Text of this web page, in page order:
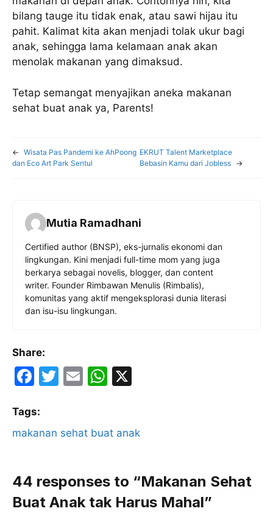
bilang tauge itu tidak enak, atau sawi hijau itu
pahit. Kalimat kita akan menjadi tolak ukur bagi
anak, sehingga lama kelamaan anak akan
menolak makanan yang dimaksud.
Tetap semangat menyajikan aneka makanan
sehat buat anak ya, Parents!
← Wisata Pas Pandemi ke AhPoong
dan Eco Art Park Sentul
EKRUT Talent Marketplace
Bebasin Kamu dari Jobless
→
Mutia Ramadhani
Certified author (BNSP), eks-jurnalis ekonomi dan
lingkungan. Kini menjadi full-time mom yang juga
berkarya sebagai novelis, blogger, dan content
writer. Founder Rimbawan Menulis (Rimbalis),
komunitas yang aktif mengeksplorasi dunia literasi
dan isu-isu lingkungan.
Share:
F
c
e
o
o
k
T
er
E
l
W
s
p
p
Tags:
makanan sehat buat anak
44 responses to “Makanan Sehat
Buat Anak tak Harus Mahal”